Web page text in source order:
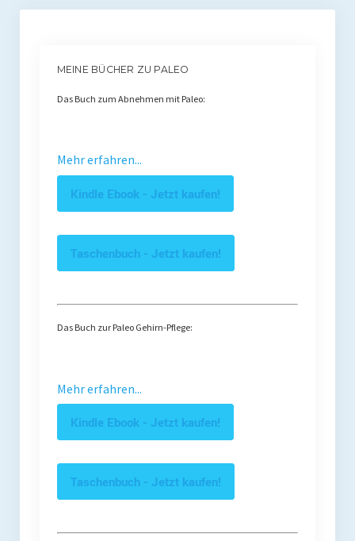
MEINE BÜCHER ZU PALEO
Das Buch zum Abnehmen mit Paleo:
Mehr erfahren...
Kindle Ebook - Jetzt kaufen!
Taschenbuch - Jetzt kaufen!
Das Buch zur Paleo Gehirn-Pflege:
Mehr erfahren...
Kindle Ebook - Jetzt kaufen!
Taschenbuch - Jetzt kaufen!